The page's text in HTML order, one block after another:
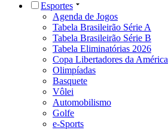
Esportes
Agenda de Jogos
Tabela Brasileirão Série A
Tabela Brasileirão Série B
Tabela Eliminatórias 2026
Copa Libertadores da América
Olimpíadas
Basquete
Vôlei
Automobilismo
Golfe
e-Sports